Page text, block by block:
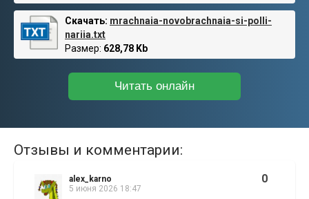
Скачать: mrachnaia-novobrachnaia-si-polli-
nariia.txt
Размер: 628,78 Kb
Читать онлайн
Отзывы и комментарии:
alex_karno
5 июня 2026 18:47
0